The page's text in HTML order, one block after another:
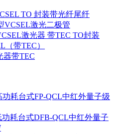
TO 封装带光纤尾纤
VCSEL激光二极管
激光器 带TEC TO封装
（带TEC）
器带TEC
功耗台式FP-QCL中红外量子级
功耗台式DFB-QCL中红外量子